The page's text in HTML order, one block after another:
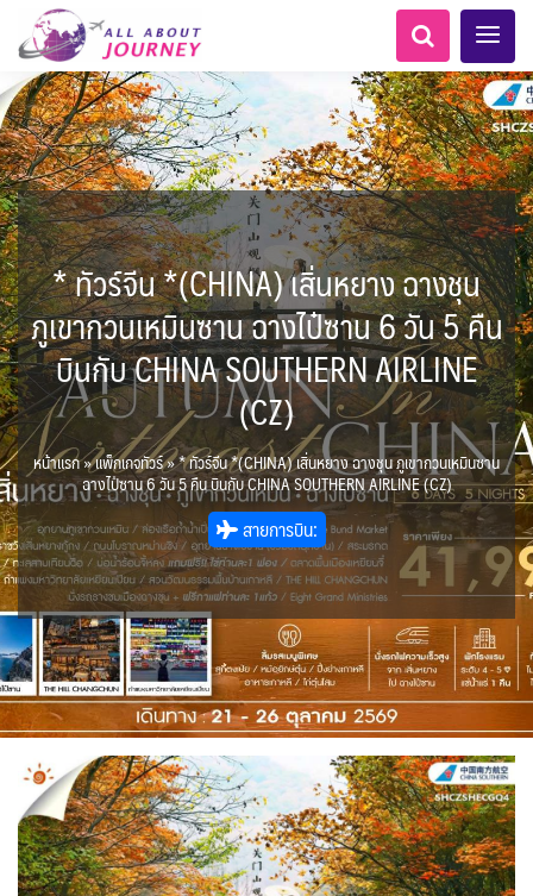
AFG อัฟกานิสถาน 0
LKA ศรีลังกา + BGD บังคลา
เทศ
0
เอเชียกลาง 6 LKA ศรีลังกา 0
BTN ภูฏาน 2
BRN บรูไน KHM กัมพูชา 0
จีน 283 HKG ฮ่องกง - มาเก๊า 10
IND อินเดีย 21 IDN อินโดนีเซีย 3
IRN อิหร่าน 0 IRQ อิรัก 0
ISR อิสราเอล 0
JPN ญี่ปุ่น 70 JOR จอร์แดน
KAZ คาซัคสถาน 19 KORS เกาหลีใต้
KGZ คีร์กีซสถาน 4 LAO ลาว 0
LBN เลบานอน 0 MYS มาเลเซีย
MDV มัลดีฟส์ 0 MNG มองโกเลีย 2
MMR เมียนมาร์ 5 NPL เนปาล 0
OMN โอมาน 0 PAK ปากีสถาน 8
PHL ฟิลิปปินส์ 1 SAU ซาอุดิอาระเบีย 1
Balkan บอลข่าน 1
สวิตเซอร์แลนด์ เยอรมนี
ฝรั่งเศส
1
MNE มอนเตเนโกร 1 แอลเบเนีย - Albania 0
ล่าแสงเหนือ-ใต้ 11 Baltic บอลติก 4
ยุโรปตะวันออก 12 ยุโรปราคาถูก 1
ออสเตรีย - Austria 3
AZE อาเซอร์ไบจาน 2 BIH บอสเนีย & เฮอร์เซโกวีนา
1
BLR เบลารุส 0 BEL เบลเยี่ยม
HRV โครเอเชีย 3 CYP ไซปรัส 0
DNK เดนมาร์ก 2
CZE เช็ก 0 FIN ฟินแลนด์ 3
FRO หมู่เกาะแฟโร 2 FRA ฝรั่งเศส 1
DEU เยอรมนี 3 GEO จอร์เจีย 10
GRL กรีนแลนด์ 3
GRC กรีซ 1 ISL ไอซ์แลนด์ 4
ITA อิตาลี 9 MDA มอลโดวา 0
อเมริกาใต้ 8 อเมริกากลาง 1
ARG อาร์เจนตินา 3
CUB คิวบา 0 CAN แคนาดา 3
CHL ชิลี 3 ECU เอกวาดอร์ 0
PER เปรู USA สหรัฐอเมริกา 6
บราซิล เปรู 3
เม็กซิโก คิวบา 1 อเมริกา แคนาดา 1
ทัวร์ ล่องเรือสำราญยุโรป 5 ทัวร์ ล่องเรือสำราญอลาสก้า
1
ทัวร์ ล่องเรือสำราญอเมริกา
1
ทัวร์ ล่องเรือสำราญเอเชีย 0
ทัวร์ ล่องเรือสำราญประเท
ศอื่นๆ
4
แอฟริกาใต้ - South Africa
3
นามิเบีย - Namibia 1
โมร็อคโค - Morocco 6
ขั้วโลกใต้ 2 เคนย่า - Kenya 2
แทนซาเนีย - Tanzania 2 นิวซีแลนด์ - New Zealand
11
ไมโครนีเซีย - Micronesia 1 ขั้วโลกเหนือ 2
ตูนีเซีย - Tunisia 1 เกาะโบราโบร่า - Bora Bora
0
แอลจีเรีย - Algeria 0 ออสเตรเลีย - Australia
ทัวร์ อันซีน ประเทศแปลก 31 ลิเบีย - Libya 1
บราซิล - Brazil 0
เอธิโอเปีย - Ethiopia 0 อียิปต์ - Egypt
ล่องเรือดินเนอร์ วันวาเลนไทน์
22
ล่องเรือดินเนอร์วันลอยกระทง
21
ล่องเรือดินเนอร์วันปีใหม่ 22 เรือรอบกลางวัน กทม. 2
ล่องเรือดินเนอร์แม่น้ำ
าพระยา
34
ล่องเรือโปรแกรมอยุธยา 9
ล่องเรือ รอบ Sunset 14
ล่องเรือเหมาลำ / เหมาชั้น /
อยอร์ช / Speed Boat ส่วนตัวทั่ว
ะเทศ
255
เรือยอร์ช / Speed Boat ฯลฯ
บ Join ทั่วประเทศ
72
ตั๋วสวนสนุก 0 บุฟเฟต์โรงแรม/ร้านอาหาร 2
บุฟเฟต์ใบหยก 7 ไทยบัสฟู้ดทัวร์ 1
ตั๋วเรือ Hop-on Hop-off 0
โปรแกรมทัวร์ทั่วไทย 0 แต่งชุดไทยถ่ายรูปวัดอรุณฯ
1
พิเศษ! ล่องเรือเทศกาลชมพลุ
ยา
1
ห้องพักราคาพิเศษ 3
ข่าวที่น่าสนใจ
ความรู้ทั่วไป
สถานที่ท่องเที่ยว
* ทัวร์จีน *(CHINA) เสิ่นหยาง ฉางชุน
ภูเขากวนเหมินซาน ฉางไป๋ซาน 6 วัน 5 คืน
บินกับ CHINA SOUTHERN AIRLINE
(CZ)
หน้าแรก»แพ็กเกจทัวร์»* ทัวร์จีน *(CHINA) เสิ่นหยาง ฉางชุน ภูเขากวนเหมินซาน
ฉางไป๋ซาน 6 วัน 5 คืน บินกับ CHINA SOUTHERN AIRLINE (CZ)
สายการบิน: